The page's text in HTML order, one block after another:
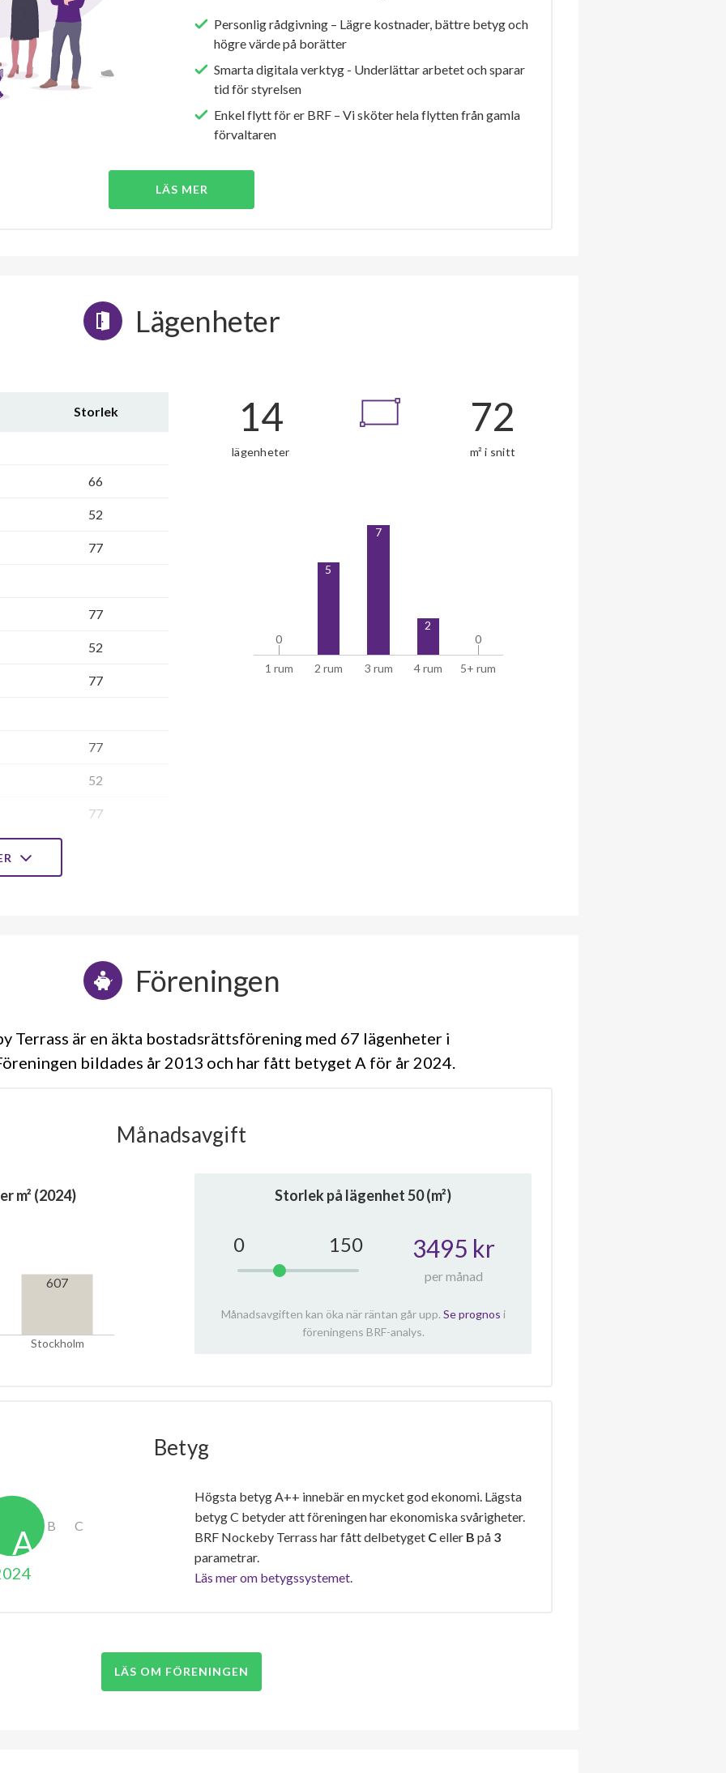
Personlig rådgivning – Lägre kostnader, bättre betyg och
högre värde på borätter
Smarta digitala verktyg - Underlättar arbetet och sparar
tid för styrelsen
Enkel flytt för er BRF – Vi sköter hela flytten från gamla
förvaltaren
LÄS MER
Lägenheter
Storlek
66
52
77
77
52
77
77
52
77
98
14
lägenheter
72
m² i snitt
1 rum 2 rum 3 rum 4 rum 5+ rum
0
0
5
7
2
0
0
Föreningen
Terrass är en äkta bostadsrättsförening med 67 lägenheter i
bildades år 2013 och har fått betyget A för år 2024
Månadsavgift
m² (2024)
Stockholm
607
Storlek på lägenhet50(m²)
0 150 3495 kr
per månad
Månadsavgiften kan öka när räntan går upp. Se prognos i
föreningens BRF-analys.
Betyg
Högsta betyg A++ innebär en mycket god ekonomi. Lägsta
betyg C betyder att föreningen har ekonomiska svårigheter.
BRF Nockeby Terrass har fått delbetyget Celler B på 3
parametrar.
Läs mer om betygssystemet.
LÄS OM FÖRENINGEN